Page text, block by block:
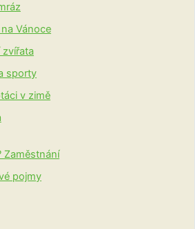
Vánoce
zvířata
sporty
v zimě
Zaměstnání
pojmy